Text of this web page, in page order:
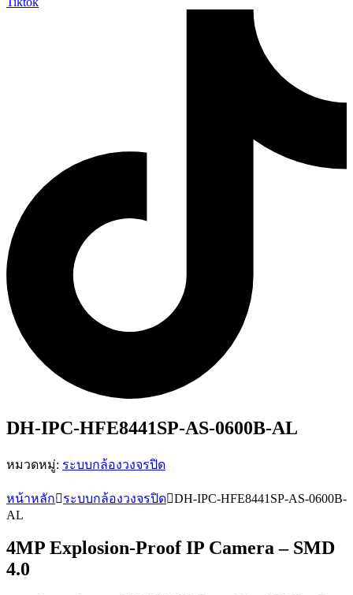
DH-IPC-HFE8441SP-AS-0600B-AL
หมวดหมู่: ระบบกล้องวงจรปิด
หน้าหลัก ระบบกล้องวงจรปิด DH-IPC-HFE8441SP-AS-0600B-
AL
4MP Explosion-Proof IP Camera – SMD
4.0